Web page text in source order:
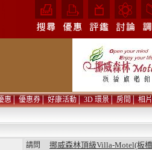
惠│優惠券│好康活動│3D 環景│房間│相片
請問 挪威森林頂級Villa-Motel(板